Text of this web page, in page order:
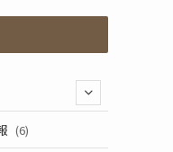
(6)